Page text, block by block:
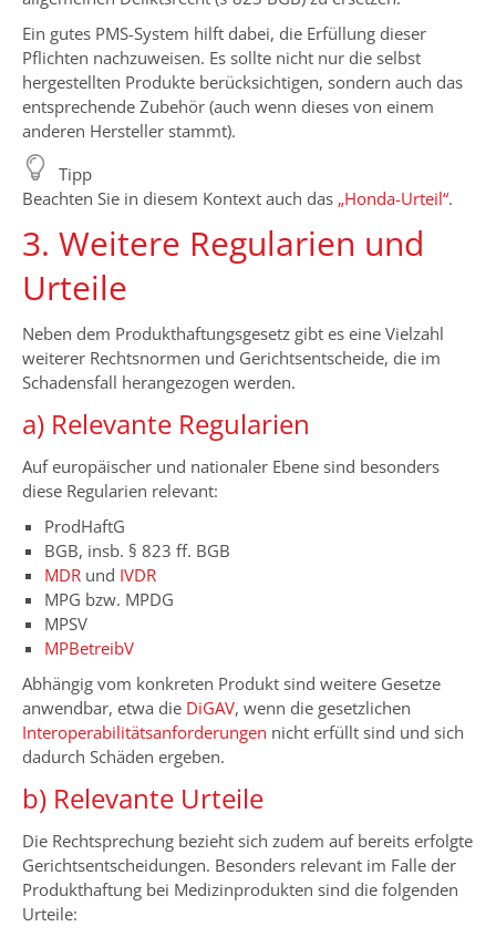
Ein gutes PMS-System hilft dabei, die Erfüllung dieser
Pflichten nachzuweisen. Es sollte nicht nur die selbst
hergestellten Produkte berücksichtigen, sondern auch das
entsprechende Zubehör (auch wenn dieses von einem
anderen Hersteller stammt).
Tipp
Beachten Sie in diesem Kontext auch das „Honda-Urteil“.
3. Weitere Regularien und
Urteile
Neben dem Produkthaftungsgesetz gibt es eine Vielzahl
weiterer Rechtsnormen und Gerichtsentscheide, die im
Schadensfall herangezogen werden.
a) Relevante Regularien
Auf europäischer und nationaler Ebene sind besonders
diese Regularien relevant:
ProdHaftG
BGB, insb. § 823 ff. BGB
MDR und IVDR
MPG bzw. MPDG
MPSV
MPBetreibV
Abhängig vom konkreten Produkt sind weitere Gesetze
anwendbar, etwa die DiGAV, wenn die gesetzlichen
Interoperabilitätsanforderungen nicht erfüllt sind und sich
dadurch Schäden ergeben.
b) Relevante Urteile
Die Rechtsprechung bezieht sich zudem auf bereits erfolgte
Gerichtsentscheidungen. Besonders relevant im Falle der
Produkthaftung bei Medizinprodukten sind die folgenden
Urteile: